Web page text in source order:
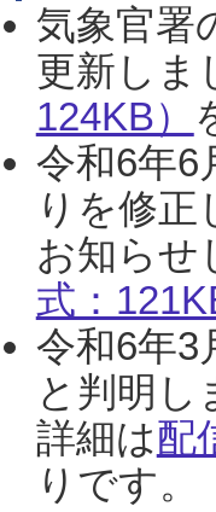
気象官署
更新しま
124KB）
令和6年6
りを修
お知らせ
式：
令和6年3
と判明し
詳細は配
りです。